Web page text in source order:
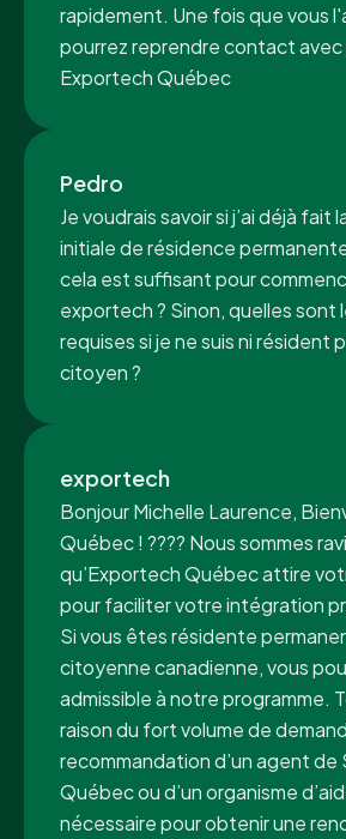
rapidement. Une fois que vous
pourrez reprendre contact avec
Exportech Québec
Pedro
Je voudrais savoir si j’ai déjà fait
initiale de résidence
cela est suffisant pour
exportech ? Sinon, quelles sont
requises si je ne suis ni résident
citoyen ?
exportech
Bonjour Michelle Laurence,
Québec ! ???? Nous sommes
qu’Exportech Québec attire
pour faciliter votre intégration
Si vous êtes résidente
citoyenne canadienne, vous
admissible à notre programme.
raison du fort volume de
recommandation d’un agent de
Québec ou d’un organisme
nécessaire pour obtenir une